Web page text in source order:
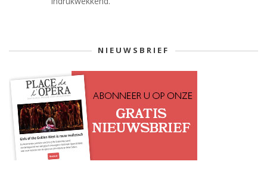
NIEUWSBRIEF